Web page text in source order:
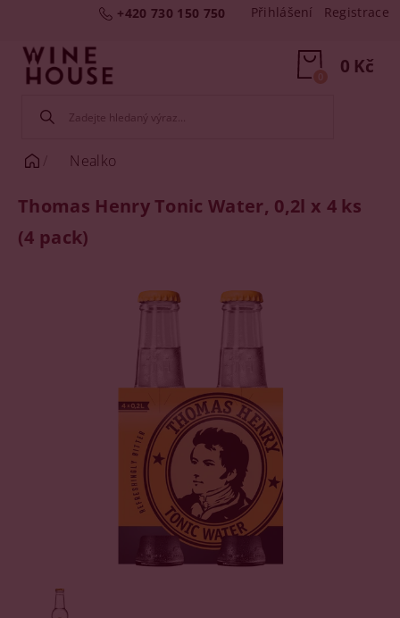
+420 730 150 750 Přihlášení Registrace
0 Kč
0
Nealko
Thomas Henry Tonic Water, 0,2l x 4 ks
(4 pack)